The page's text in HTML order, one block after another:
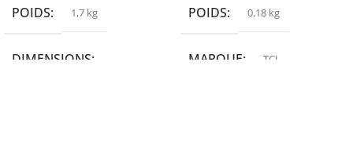
POIDS 1,7 kg
DIMENSIONS
POIDS 0,18 kg
MARQUE TCL